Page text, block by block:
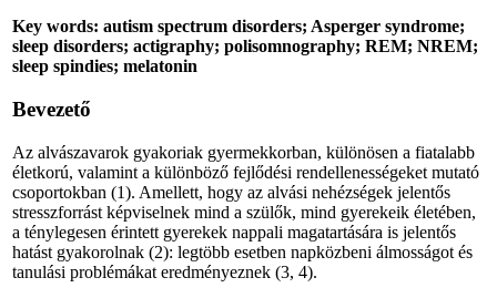
Key words: autism spectrum disorders; Asperger syndrome;
sleep disorders; actigraphy; polisomnography; REM; NREM;
sleep spindies; melatonin
Bevezető
Az alvászavarok gyakoriak gyermekkorban, különösen a fiatalabb
életkorú, valamint a különböző fejlődési rendellenességeket mutató
csoportokban (1). Amellett, hogy az alvási nehézségek jelentős
stresszforrást képviselnek mind a szülők, mind gyerekeik életében,
a ténylegesen érintett gyerekek nappali magatartására is jelentős
hatást gyakorolnak (2): legtöbb esetben napközbeni álmosságot és
tanulási problémákat eredményeznek (3, 4).